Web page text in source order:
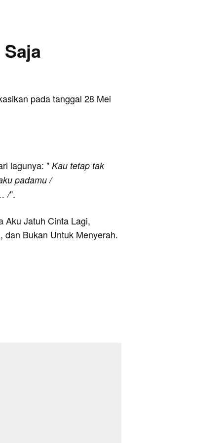
pada tanggal 28 Mei
lagunya: " Kau tetap tak
padamu /
/".
Aku Jatuh Cinta Lagi,
dan Bukan Untuk Menyerah.